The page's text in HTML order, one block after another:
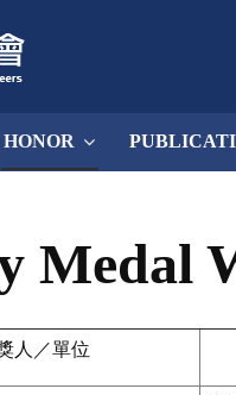
HONOR
Medal
人／單位